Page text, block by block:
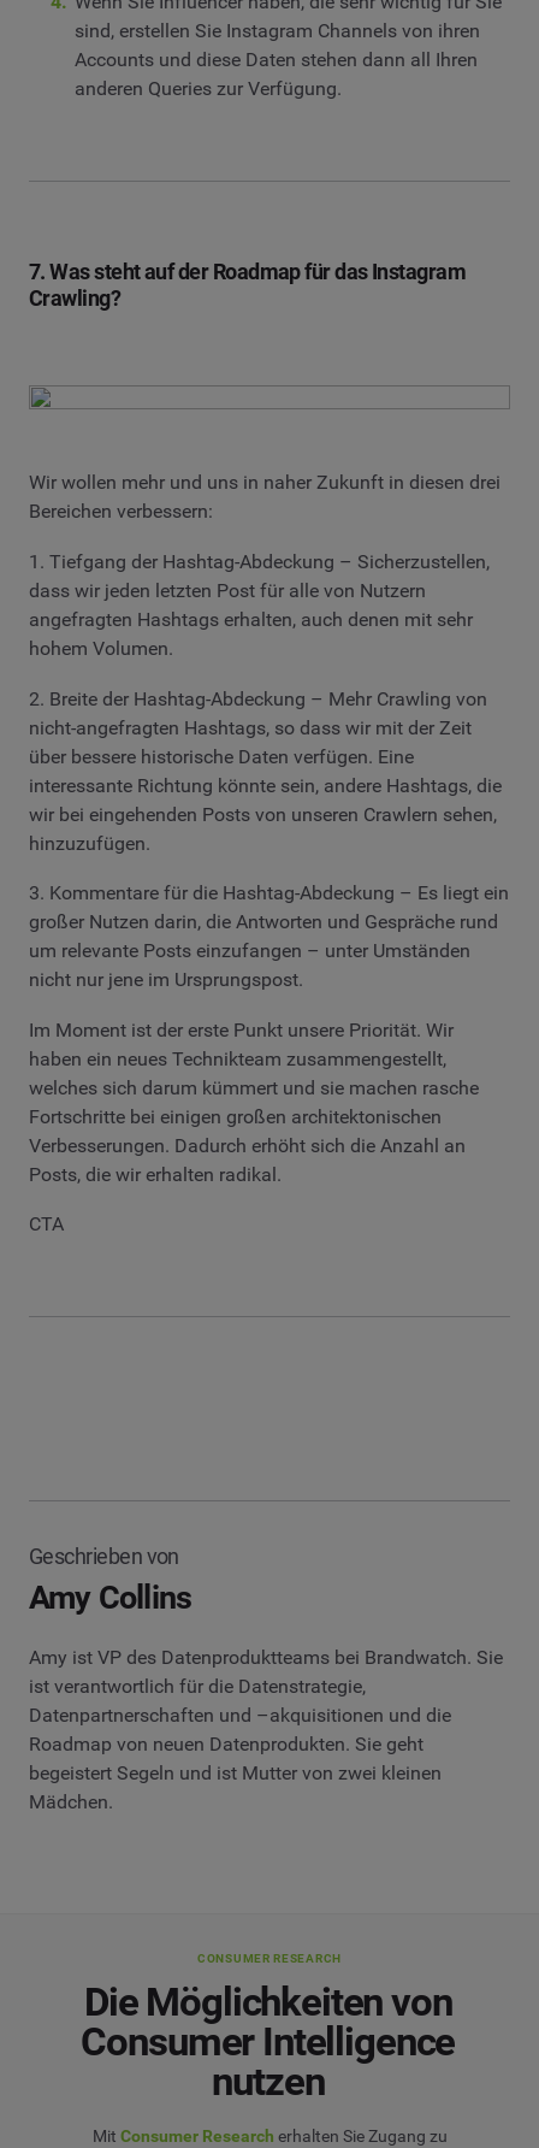
sind, erstellen Sie Instagram Channels von ihren
Accounts und diese Daten stehen dann all Ihren
anderen Queries zur Verfügung.
7. Was steht auf der Roadmap für das Instagram
Crawling?
Wir wollen mehr und uns in naher Zukunft in diesen drei
Bereichen verbessern:
1. Tiefgang der Hashtag-Abdeckung – Sicherzustellen,
dass wir jeden letzten Post für alle von Nutzern
angefragten Hashtags erhalten, auch denen mit sehr
hohem Volumen.
2. Breite der Hashtag-Abdeckung – Mehr Crawling von
nicht-angefragten Hashtags, so dass wir mit der Zeit
über bessere historische Daten verfügen. Eine
interessante Richtung könnte sein, andere Hashtags, die
wir bei eingehenden Posts von unseren Crawlern sehen,
hinzuzufügen.
3. Kommentare für die Hashtag-Abdeckung – Es liegt ein
großer Nutzen darin, die Antworten und Gespräche rund
um relevante Posts einzufangen – unter Umständen
nicht nur jene im Ursprungspost.
Im Moment ist der erste Punkt unsere Priorität. Wir
haben ein neues Technikteam zusammengestellt,
welches sich darum kümmert und sie machen rasche
Fortschritte bei einigen großen architektonischen
Verbesserungen. Dadurch erhöht sich die Anzahl an
Posts, die wir erhalten radikal.
CTA
Geschrieben von
Amy Collins
Amy ist VP des Datenproduktteams bei Brandwatch. Sie
ist verantwortlich für die Datenstrategie,
Datenpartnerschaften und –akquisitionen und die
Roadmap von neuen Datenprodukten. Sie geht
begeistert Segeln und ist Mutter von zwei kleinen
Mädchen.
CONSUMER RESEARCH
Die Möglichkeiten von
Consumer Intelligence
nutzen
Mit Consumer Research erhalten Sie Zugang zu